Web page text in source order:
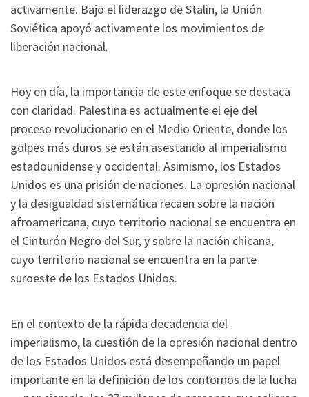
activamente. Bajo el liderazgo de Stalin, la Unión
Soviética apoyó activamente los movimientos de
liberación nacional.
Hoy en día, la importancia de este enfoque se destaca
con claridad. Palestina es actualmente el eje del
proceso revolucionario en el Medio Oriente, donde los
golpes más duros se están asestando al imperialismo
estadounidense y occidental. Asimismo, los Estados
Unidos es una prisión de naciones. La opresión nacional
y la desigualdad sistemática recaen sobre la nación
afroamericana, cuyo territorio nacional se encuentra en
el Cinturón Negro del Sur, y sobre la nación chicana,
cuyo territorio nacional se encuentra en la parte
suroeste de los Estados Unidos.
En el contexto de la rápida decadencia del
imperialismo, la cuestión de la opresión nacional dentro
de los Estados Unidos está desempeñando un papel
importante en la definición de los contornos de la lucha